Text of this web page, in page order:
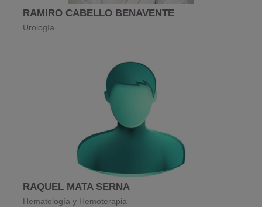
RAMIRO CABELLO BENAVENTE
Urología
RAQUEL MATA SERNA
Hematología y Hemoterapia